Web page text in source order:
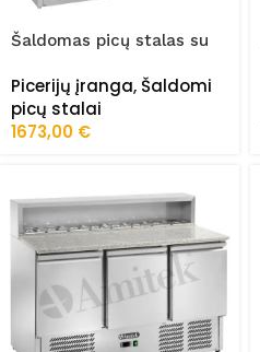
Šaldomas picų stalas su
Picerijų įranga, Šaldomi
picų stalai
1673,00 €